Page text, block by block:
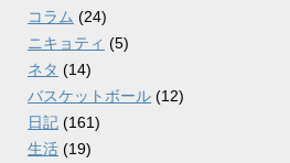
コラム (24)
ニキョティ (5)
ネタ (14)
バスケットボール (12)
日記 (161)
生活 (19)